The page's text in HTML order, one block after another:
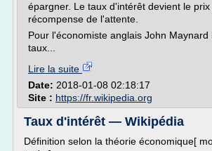
épargner. Le taux d'intérêt devient le
récompense de l'attente.
Pour l'économiste anglais John Maynard
taux...
Lire la suite
Date: 2018-01-08 02:18:17
Site : https://fr.wikipedia.org
Taux d'intérêt — Wikipédia
Définition selon la théorie économique[